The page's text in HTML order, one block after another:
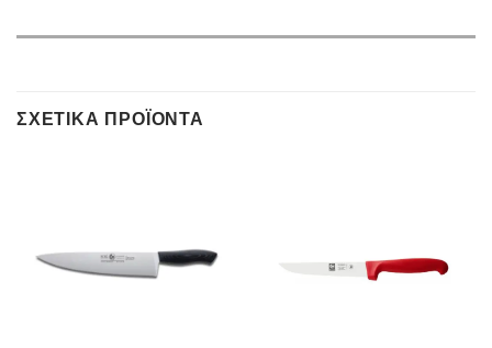
ΣΧΕΤΙΚΆ ΠΡΟΪΌΝΤΑ